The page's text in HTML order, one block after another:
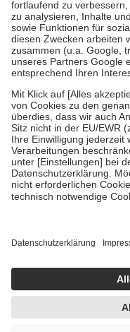
Diese Regeln gelten
Bei Heilmitteln und
Zuzahlung zehn Prozent
Verordnung.
Um das Engagement der
stärken und die
fallenkeine Zuzahlungen
• Kindern und
mit Ausnahme der
• Untersuchungen zur
GKV getragen werden
• empfohlenen
• Harn- und
getroffen, um
https://help.etrusted.com/
Einige Bilder und Inhalte